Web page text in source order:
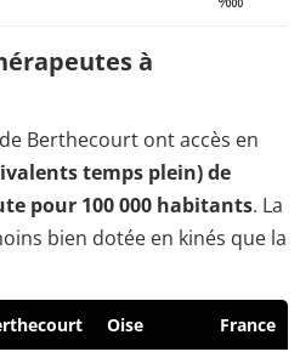
à
Berthecourt ont accès en
temps plein) de
pour 100 000 habitants. La
bien dotée en kinés que la
Oise France